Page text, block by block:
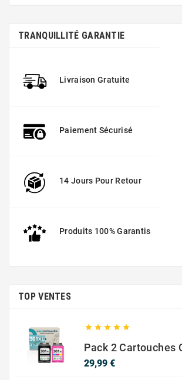
TRANQUILLITÉ GARANTIE
Livraison Gratuite
Paiement Sécurisé
14 Jours Pour Retour
Produits 100% Garantis
TOP VENTES
    
29,99 €Prix